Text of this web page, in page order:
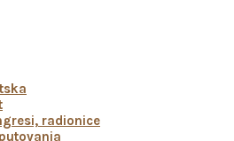
radionice